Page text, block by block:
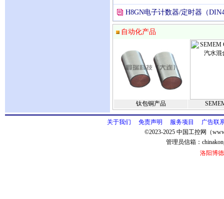
H8GN电子计数器/定时器（
自动化产品
钛包铜产品
关于我们 免责声明 服务项目
广告联
©2023-2025 中国工控网（
管理员信箱：
洛阳博